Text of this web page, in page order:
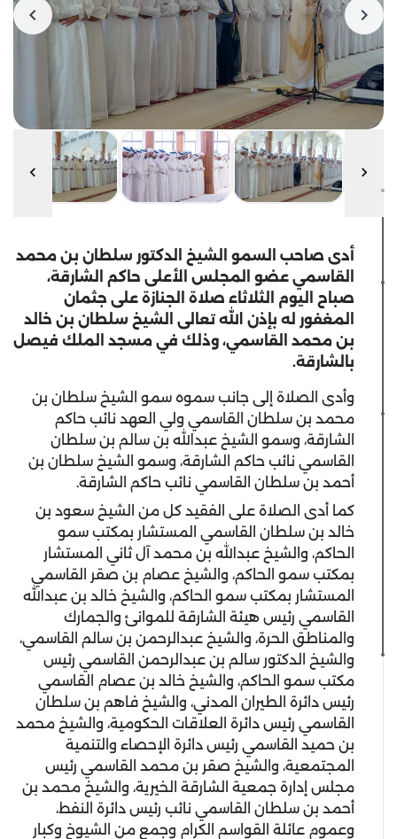
أدى صاحب السمو الشيخ الدكتور سلطان بن محمد
القاسمي عضو المجلس الأعلى حاكم الشارقة،
صباح اليوم الثلاثاء صلاة الجنازة على جثمان
المغفور له بإذن الله تعالى الشيخ سلطان بن خالد
بن محمد القاسمي، وذلك في مسجد الملك فيصل
بالشارقة.
وأدى الصلاة إلى جانب سموه سمو الشيخ سلطان بن
محمد بن سلطان القاسمي ولي العهد نائب حاكم
الشارقة، وسمو الشيخ عبدالله بن سالم بن سلطان
القاسمي نائب حاكم الشارقة، وسمو الشيخ سلطان بن
أحمد بن سلطان القاسمي نائب حاكم الشارقة.
كما أدى الصلاة على الفقيد كل من الشيخ سعود بن
خالد بن سلطان القاسمي المستشار بمكتب سمو
الحاكم، والشيخ عبدالله بن محمد آل ثاني المستشار
بمكتب سمو الحاكم، والشيخ عصام بن صقر القاسمي
المستشار بمكتب سمو الحاكم، والشيخ خالد بن عبدالله
القاسمي رئيس هيئة الشارقة للموانئ والجمارك
والمناطق الحرة، والشيخ عبدالرحمن بن سالم القاسمي،
والشيخ الدكتور سالم بن عبدالرحمن القاسمي رئيس
مكتب سمو الحاكم، والشيخ خالد بن عصام القاسمي
رئيس دائرة الطيران المدني، والشيخ فاهم بن سلطان
القاسمي رئيس دائرة العلاقات الحكومية، والشيخ محمد
بن حميد القاسمي رئيس دائرة الإحصاء والتنمية
المجتمعية، والشيخ صقر بن محمد القاسمي رئيس
مجلس إدارة جمعية الشارقة الخيرية، والشيخ محمد بن
أحمد بن سلطان القاسمي نائب رئيس دائرة النفط،
وعموم عائلة القواسم الكرام وجمع من الشيوخ وكبار